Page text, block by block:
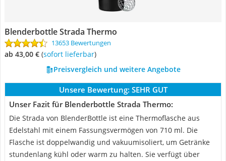
Blenderbottle Strada Thermo
13653 Bewertungen
ab 43,00 € ( Sofort lieferbar)
Preisvergleich und weitere Angebote
Unsere Bewertung: SEHR GUT
Unser Fazit für Blenderbottle Strada Thermo:
Die Strada von BlenderBottle ist eine Thermoflasche aus
Edelstahl mit einem Fassungsvermögen von 710 ml. Die
Flasche ist doppelwandig und vakuumisoliert, um Getränke
stundenlang kühl oder warm zu halten. Sie verfügt über